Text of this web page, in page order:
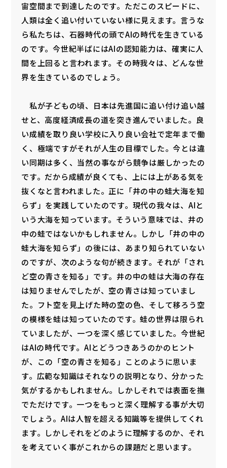
宙空間まで到達したのです。ただこのスピードに、
人類は全く追い付いていない様に見えます。言うな
ら私たちは、石器時代の頭でAIの時代を生きている
のです。今世紀半ばにはAIの認知能力は、確実に人
間を上回ると言われます。その時我々は、どんな世
界を生きているのでしょう。
私が子どもの頃、日本は先進国に追い付け追い越
せと、高度経済成長の道を突き進んでいました。良
い成績を取り良い学校に入り良い会社で定年まで働
く、極端ですがそれが人生の目標でした。今とは違
い同期は多く、当然の事ながら競争は厳しかったの
です。だから成績が良くても、上には上がある気を
抜くなと言われました。正に「井の中の蛙大海を知
らず」を実践していたのです。現代の我々は、AIと
いう大海を知っています。そういう意味では、井の
中の蛙ではないかもしれません。しかし「井の中の
蛙大海を知らず」の後には、あまり知られていない
のですが、次のような句が続きます。それが「され
ど空の青さを知る」です。井の中の蛙は大海の存在
は知りませんでしたが、空の青さは知っていまし
た。フト空を見上げた時の空の色、そして移ろう空
の模様を蛙は知っていたのです。蛙の世界は限られ
ていましたが、一つを深く感じていました。今世紀
はAIの時代です。AIとどうつきあうのかのヒント
が、この「空の青さを知る」ことのように思いま
す。広範な知識はそれなりの説明となり、分かった
気がするかもしれません。しかしそれでは表面を撫
でただけです。一つをもっと深く理解する事が大切
でしょう。AIは人智を超える知識等を提供してくれ
ます。しかしそれをどのように理解するのか、それ
を考えていく事がこれからの課題だと思います。